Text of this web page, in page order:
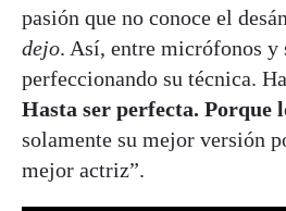
pasión que no conoce el
dejo. Así, entre micrófonos y
perfeccionando su técnica.
Hasta ser perfecta. Porque
solamente su mejor versión
mejor actriz”.